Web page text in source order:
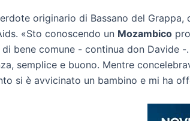
originario di Bassano del
«Sto conoscendo un Mozambico
bene comune - continua don Davide
semplice e buono. Mentre
si è avvicinato un bambino e mi ha